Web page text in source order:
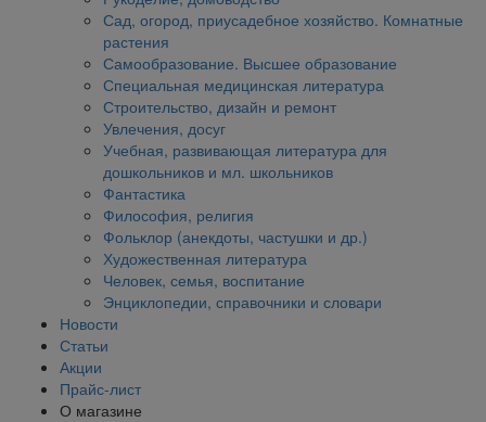
Сад, огород, приусадебное хозяйство. Комнатные
растения
Самообразование. Высшее образование
Специальная медицинская литература
Строительство, дизайн и ремонт
Увлечения, досуг
Учебная, развивающая литература для
дошкольников и мл. школьников
Фантастика
Философия, религия
Фольклор (анекдоты, частушки и др.)
Художественная литература
Человек, семья, воспитание
Энциклопедии, справочники и словари
Новости
Статьи
Акции
Прайс-лист
О магазине